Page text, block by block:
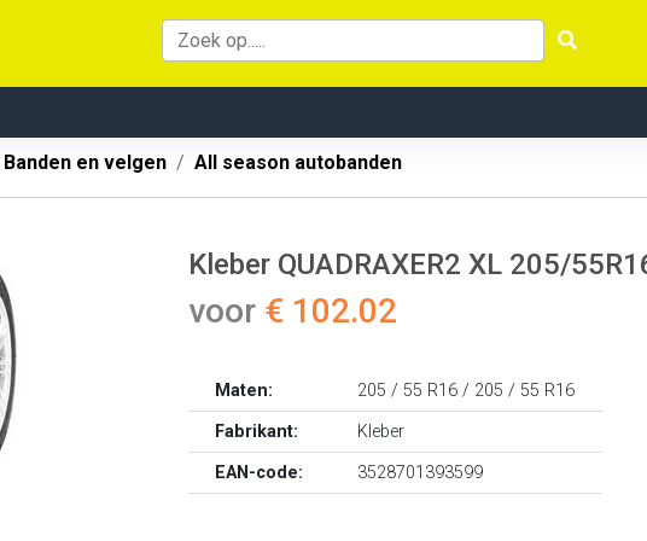
Banden en velgen All season autobanden
Kleber QUADRAXER2 XL 205/
voor € 102.02
Maten:
205 / 55 R16 / 205 / 55 R16
Fabrikant:
Kleber
EAN-code:
3528701393599